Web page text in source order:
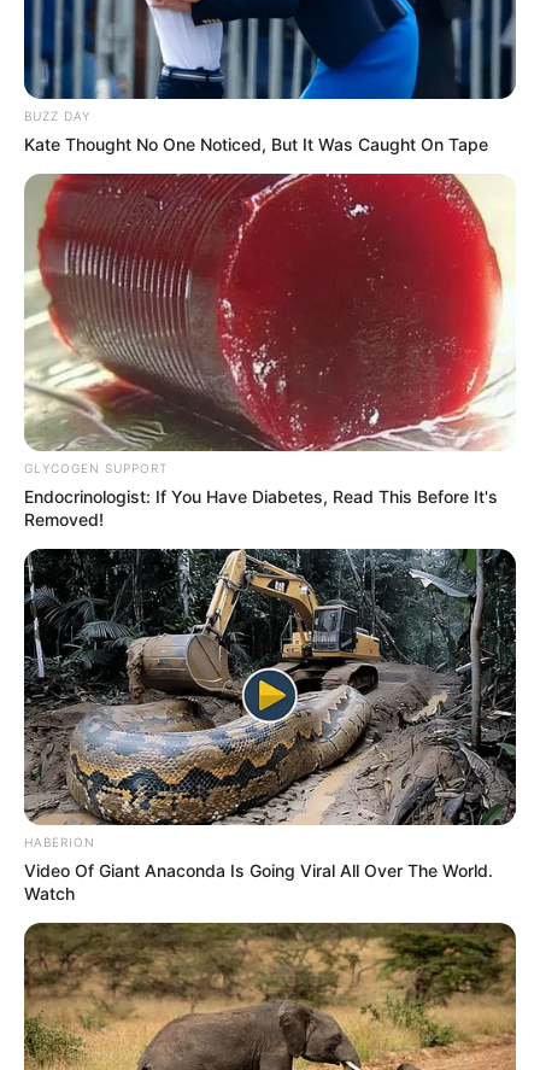
ΣΠΑΜΕ ΤΟ ΜΑΤΡΙΞ – ΤΟ ΒΙΒΛΙΟ
BUZZ DAY
Kate Thought No One Noticed, But It Was Caught On Tape
GLYCOGEN SUPPORT
Endocrinologist: If You Have Diabetes, Read This Before It's
Removed!
HABERION
Video Of Giant Anaconda Is Going Viral All Over The World.
Watch